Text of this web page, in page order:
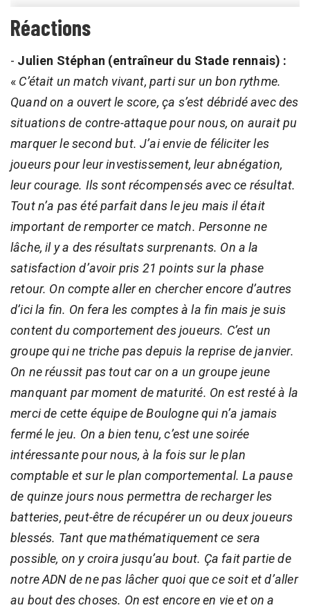
Réactions
- Julien Stéphan (entraîneur du Stade rennais) :
« C’était un match vivant, parti sur un bon rythme.
Quand on a ouvert le score, ça s’est débridé avec des
situations de contre-attaque pour nous, on aurait pu
marquer le second but. J’ai envie de féliciter les
joueurs pour leur investissement, leur abnégation,
leur courage. Ils sont récompensés avec ce résultat.
Tout n’a pas été parfait dans le jeu mais il était
important de remporter ce match. Personne ne
lâche, il y a des résultats surprenants. On a la
satisfaction d’avoir pris 21 points sur la phase
retour. On compte aller en chercher encore d’autres
d’ici la fin. On fera les comptes à la fin mais je suis
content du comportement des joueurs. C’est un
groupe qui ne triche pas depuis la reprise de janvier.
On ne réussit pas tout car on a un groupe jeune
manquant par moment de maturité. On est resté à la
merci de cette équipe de Boulogne qui n’a jamais
fermé le jeu. On a bien tenu, c’est une soirée
intéressante pour nous, à la fois sur le plan
comptable et sur le plan comportemental. La pause
de quinze jours nous permettra de recharger les
batteries, peut-être de récupérer un ou deux joueurs
blessés. Tant que mathématiquement ce sera
possible, on y croira jusqu’au bout. Ça fait partie de
notre ADN de ne pas lâcher quoi que ce soit et d’aller
au bout des choses. On est encore en vie et on a